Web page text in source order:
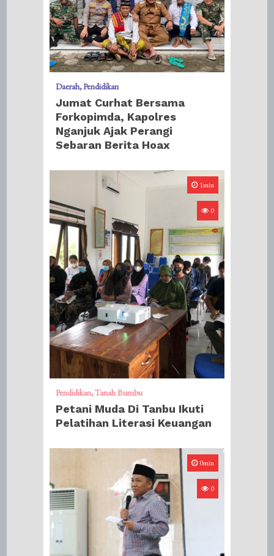
Daerah Pendidikan
Jumat Curhat Bersama
Forkopimda, Kapolres
Nganjuk Ajak Perangi
Sebaran Berita Hoax
1min
0
Pendidikan Tanah Bumbu
Petani Muda Di Tanbu Ikuti
Pelatihan Literasi Keuangan
0min
0